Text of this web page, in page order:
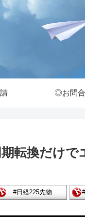
◎お問
転換だけで